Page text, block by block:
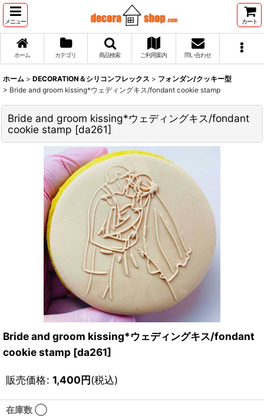
メニュー カート
ホーム カテゴリ 商品検索 ご利用案内 問い合わせ
ホーム > DECORATION＆シリコンフレックス > フォンダン/クッキー型
> Bride and groom kissing*ウェディングキス/fondant cookie stamp
Bride and groom kissing*ウェディングキス/fondant
cookie stamp [da261]
Bride and groom kissing*ウェディングキス/fondant
cookie stamp [da261]
販売価格: 1,400円(税込)
在庫数 ◯